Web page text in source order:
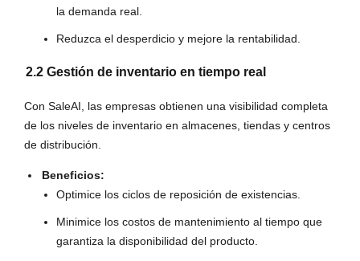
la demanda real.
Reduzca el desperdicio y mejore la rentabilidad.
2.2 Gestión de inventario en tiempo real
Con SaleAI, las empresas obtienen una visibilidad completa
de los niveles de inventario en almacenes, tiendas y centros
de distribución.
Beneficios:
Optimice los ciclos de reposición de existencias.
Minimice los costos de mantenimiento al tiempo que
garantiza la disponibilidad del producto.